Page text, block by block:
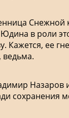
в роли
Кажется, ее
ведьма.
Назаров
сохранения